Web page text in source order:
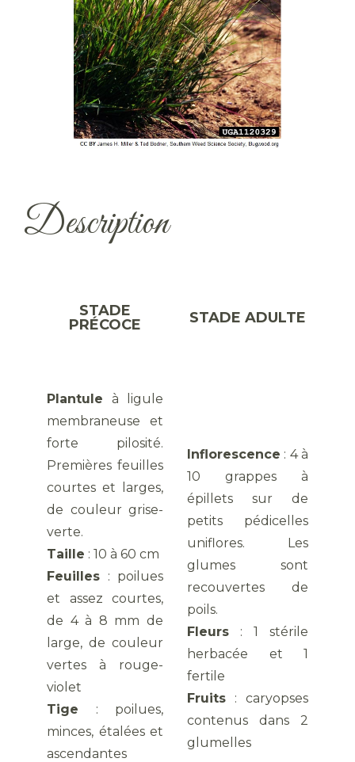
Description
STADE
PRÉCOCE
STADE ADULTE
Plantule à ligule
membraneuse et
forte pilosité.
Premières feuilles
courtes et larges,
de couleur grise-
verte.
Taille : 10 à 60 cm
Feuilles : poilues
et assez courtes,
de 4 à 8 mm de
large, de couleur
vertes à rouge-
violet
Tige : poilues,
minces, étalées et
ascendantes
Inflorescence : 4 à
10 grappes à
épillets sur de
petits pédicelles
uniflores. Les
glumes sont
recouvertes de
poils.
Fleurs : 1 stérile
herbacée et 1
fertile
Fruits : caryopses
contenus dans 2
glumelles